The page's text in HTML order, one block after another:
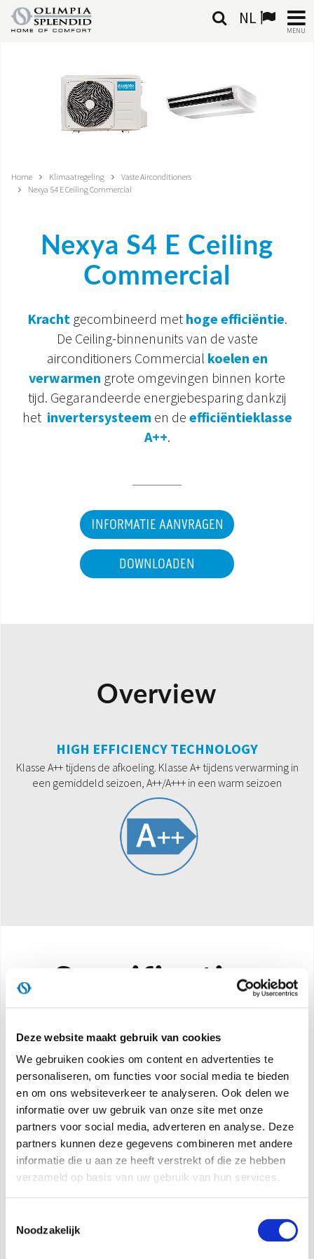
Deze website maakt gebruik van cookies
We gebruiken cookies om content en advertenties te
personaliseren, om functies voor social media te bieden
en om ons websiteverkeer te analyseren. Ook delen we
informatie over uw gebruik van onze site met onze
partners voor social media, adverteren en analyse. Deze
partners kunnen deze gegevens combineren met andere
informatie die u aan ze heeft verstrekt of die ze hebben
verzameld op basis van uw gebruik van hun services.
Noodzakelijk
NL
MENU
KLIMAATREGELING
LUCHTBEHANDELING
GEÏNTEGREERDE SYSTEMEN
DOCUMENTATIE PRODUCTEN
Home Klimaatregeling
Vaste Airconditioners
Nexya S4 E Ceiling Commercial
Nexya S4 E Ceiling
Commercial
Krachtgecombineerd met hoge efficiëntie.
De Ceiling-binnenunits van de vaste
airconditioners Commercial koelen en
verwarmen grote omgevingen binnen korte
tijd. Gegarandeerde energiebesparing dankzij
het invertersysteem en de efficiëntieklasse
A++.
INFORMATIE AANVRAGEN
DOWNLOADEN
Overview
HIGH EFFICIENCY TECHNOLOGY
Klasse A++ tijdens de afkoeling. Klasse A+ tijdens verwarming in
een gemiddeld seizoen, A++/A+++ in een warm seizoen
Specificaties
Energie-efficiëntieklasse tijdens verwarming -
gemiddelde ruimte: A+
Energie-efficiëntieklasse tijdens verwarming -
warme ruimte:A+++
Min. geluidsvermogen:56 dB(A)
Type koudemiddel:R410A
5,3/7,0 kW
Nominale capaciteit tijdens verwarming:
5,6/7,0 kW